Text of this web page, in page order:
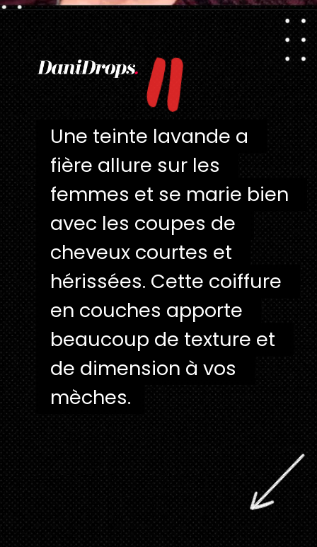
Ouverture https://danidrops.com.br/fr/categorie/cheveu/
"
Une teinte lavande a
fière allure sur les
femmes et se marie bien
avec les coupes de
cheveux courtes et
hérissées. Cette coiffure
en couches apporte
beaucoup de texture et
de dimension à vos
mèches.
Une teinte lavande a
fière allure sur les
femmes et se marie bien
avec les coupes de
cheveux courtes et
hérissées. Cette coiffure
en couches apporte
beaucoup de texture et
de dimension à vos
mèches.